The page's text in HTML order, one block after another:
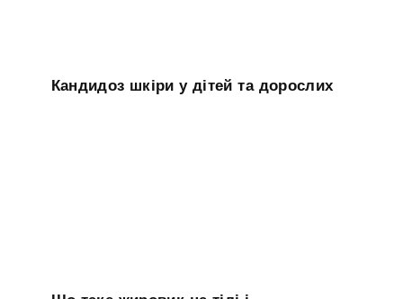
Кандидоз шкіри у дітей та дорослих